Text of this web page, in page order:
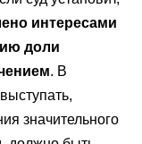
интересами
доли
. В
значительного